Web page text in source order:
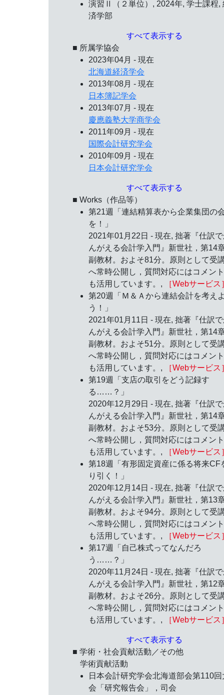
演習Ⅱ（２単位）, 2024年, 学士課程,
済学部
すべて表示する
■ 所属学協会
2023年04月 - 現在
北海道経済学会
2013年08月 - 現在
日本簿記学会
2013年07月 - 現在
慶應義塾大学商学会
2011年09月 - 現在
国際会計研究学会
2010年09月 - 現在
日本会計研究学会
すべて表示する
■ Works（作品等）
第21週「連結精算表から企業集団の
を！」
2021年01月22日 - 現在, 拙著『仕訳
んがえる会計学入門』新世社，第14
副教材。およそ81分。原則として受
へ常時公開し，質問対応にはコメン
も活用しています。,
［Webサービス
第20週「Ｍ＆Ａから連結会計を考え
う！」
2021年01月11日 - 現在, 拙著『仕訳
んがえる会計学入門』新世社，第14
副教材。およそ51分。原則として受
へ常時公開し，質問対応にはコメン
も活用しています。,
［Webサービス
第19週「支店の取引をどう記録す
る……？」
2020年12月29日 - 現在, 拙著『仕訳
んがえる会計学入門』新世社，第14
副教材。およそ53分。原則として受
へ常時公開し，質問対応にはコメン
も活用しています。,
［Webサービス
第18週「有形固定資産に係る将来CF
り引く！」
2020年12月14日 - 現在, 拙著『仕訳
んがえる会計学入門』新世社，第13
副教材。およそ94分。原則として受
へ常時公開し，質問対応にはコメン
も活用しています。,
［Webサービス
第17週「自己株式ってなんだろ
う……？」
2020年11月24日 - 現在, 拙著『仕訳
んがえる会計学入門』新世社，第12
副教材。およそ26分。原則として受
へ常時公開し，質問対応にはコメン
も活用しています。,
［Webサービス
すべて表示する
■ 学術・社会貢献活動／その他
学術貢献活動
日本会計研究学会北海道部会第110回
会「研究報告会」，司会